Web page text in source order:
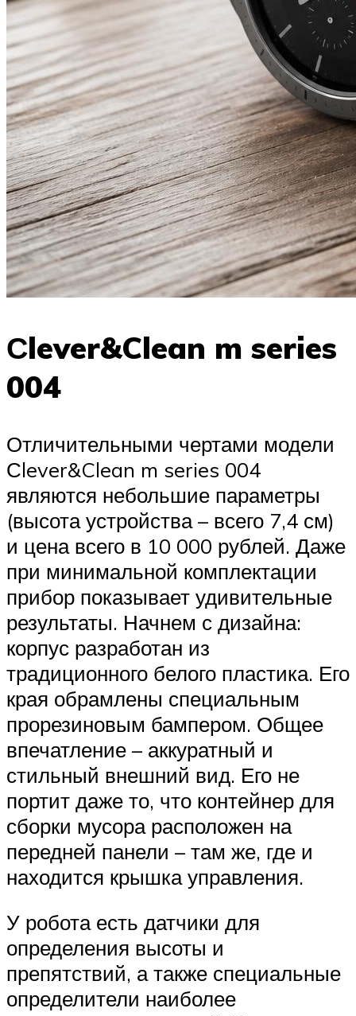
Сlever&Clean m series
004
Отличительными чертами модели
Сlever&Clean m series 004
являются небольшие параметры
(высота устройства – всего 7,4 см)
и цена всего в 10 000 рублей. Даже
при минимальной комплектации
прибор показывает удивительные
результаты. Начнем с дизайна:
корпус разработан из
традиционного белого пластика. Его
края обрамлены специальным
прорезиновым бампером. Общее
впечатление – аккуратный и
стильный внешний вид. Его не
портит даже то, что контейнер для
сборки мусора расположен на
передней панели – там же, где и
находится крышка управления.
У робота есть датчики для
определения высоты и
препятствий, а также специальные
определители наиболее